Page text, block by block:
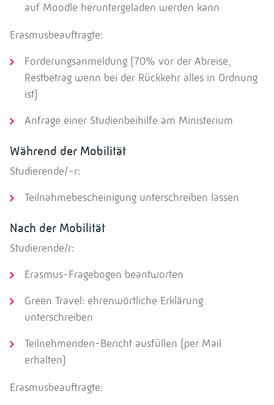
auf Moodle heruntergeladen werden kann
Erasmusbeauftragte:
Forderungsanmeldung (70% vor der Abreise,
Restbetrag wenn bei der Rückkehr alles in Ordnung
ist)
Anfrage einer Studienbeihilfe am Ministerium
Während der Mobilität
Studierende/-r:
Teilnahmebescheinigung unterschreiben lassen
Nach der Mobilität
Studierende/r:
Erasmus-Fragebogen beantworten
Green Travel: ehrenwörtliche Erklärung
unterschreiben
Teilnehmenden-Bericht ausfüllen (per Mail
erhalten)
Erasmusbeauftragte: